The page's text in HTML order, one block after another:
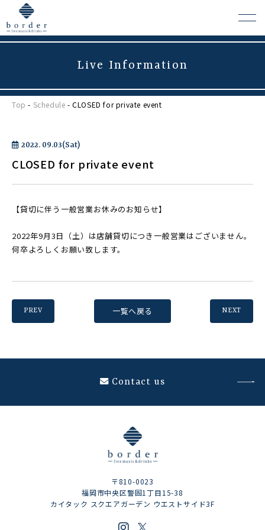
よくある質問
Live Information
Top - Schedule - CLOSED for private event
2022. 09.03(Sat)
CLOSED for private event
【貸切に伴う一般営業お休みのお知らせ】
2022年9月3日（土）は店舗貸切につき一般営業はございません。
何卒よろしくお願い致します。
一覧へ戻る
PREV NEXT
Contact us
〒810-0023
福岡市中央区警固1丁目15-38
カイタック スクエアガーデン ウエストサイド3F